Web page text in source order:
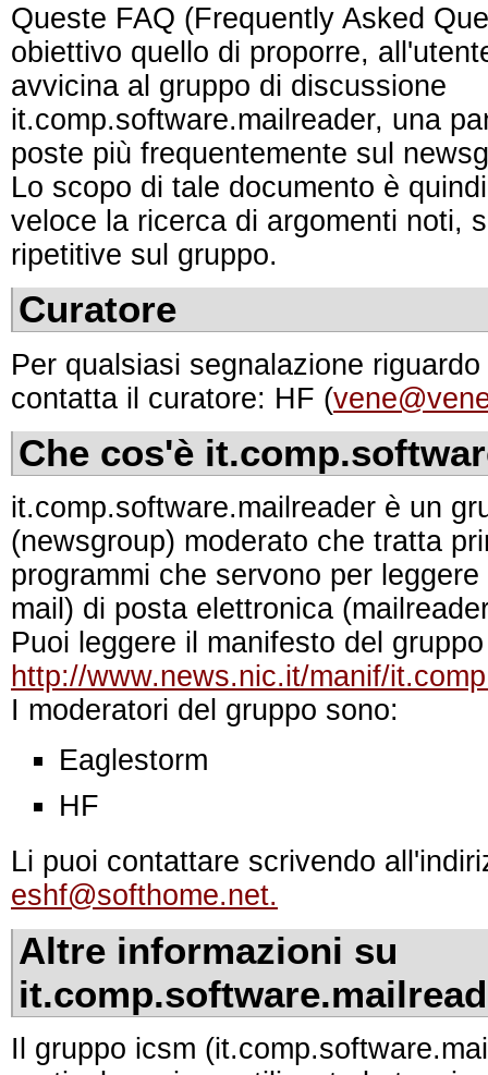
Queste FAQ (Frequently Asked
obiettivo quello di proporre,
avvicina al gruppo di discussione
it.comp.software.mailreader, una
poste più frequentemente sul
Lo scopo di tale documento è
veloce la ricerca di argomenti noti,
ripetitive sul gruppo.
Curatore
Per qualsiasi segnalazione
contatta il curatore: HF (
Che cos'è
it.comp.software.mailreader è un
(newsgroup) moderato che tratta
programmi che servono per
mail) di posta elettronica
Puoi leggere il manifesto del
http://www.news.nic.it/manif/
I moderatori del gruppo sono:
Eaglestorm
HF
Li puoi contattare scrivendo
eshf@softhome.net.
Altre informazioni su
Il gruppo icsm